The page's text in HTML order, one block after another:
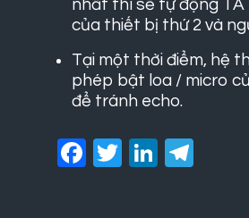
nhất thì sẽ tự động
của thiết bị thứ 2 và
Tại một thời điểm, hệ
phép bật loa / micro
để tránh echo.
Facebook
Twitter